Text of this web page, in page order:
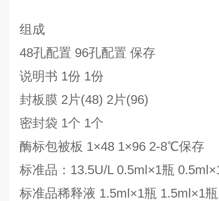
组成
48孔配置 96孔配置 保存
说明书 1份 1份
封板膜 2片(48) 2片(96)
密封袋 1个 1个
酶标包被板 1×48 1×96 2-8℃保存
标准品：13.5U/L 0.5ml×1瓶
标准品稀释液 1.5ml×1瓶 1.5ml×1